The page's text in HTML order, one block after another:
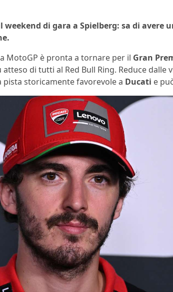
di gara a Spielberg: sa di avere
MotoGP è pronta a tornare per il Gran
atteso di tutti al Red Bull Ring. Reduce dalle
pista storicamente favorevole a Ducati e